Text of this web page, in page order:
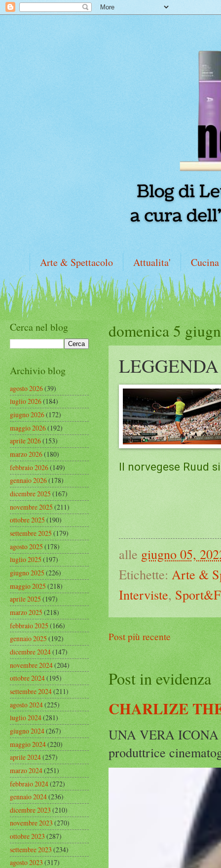
Arte & Spettacolo Attualita' Cucina
domenica 5
Il norvegese Ruud
alle giugno 05,
Etichette: Arte &
Interviste,
Post più recente
Post in evidenza
CHARLIZE
UNA VERA ICONA
produttrice
Cerca nel blog
Archivio blog
agosto 2026(39)
luglio 2026(184)
giugno 2026(172)
maggio 2026(192)
aprile 2026(153)
marzo 2026(180)
febbraio 2026(149)
gennaio 2026(178)
dicembre 2025(167)
novembre 2025(211)
ottobre 2025(190)
settembre 2025(179)
agosto 2025(178)
luglio 2025(197)
giugno 2025(226)
maggio 2025(218)
aprile 2025(197)
marzo 2025(218)
febbraio 2025(166)
gennaio 2025(192)
dicembre 2024(147)
novembre 2024(204)
ottobre 2024(195)
settembre 2024(211)
agosto 2024(225)
luglio 2024(281)
giugno 2024(267)
maggio 2024(220)
aprile 2024(257)
marzo 2024(251)
febbraio 2024(272)
gennaio 2024(236)
dicembre 2023(210)
novembre 2023(270)
ottobre 2023(287)
settembre 2023(234)
agosto 2023(317)